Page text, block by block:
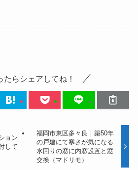
たらシェアしてね！
ョン
して
福岡市東区多々良｜築50年
の戸建にて寒さが気になる
水回りの窓に内窓設置と窓
交換（マドリモ）